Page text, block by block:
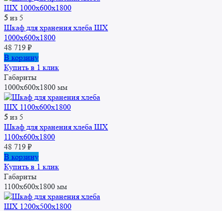
5 из 5
Шкаф для хранения хлеба ШХ
1000x600x1800
48 719 ₽
В корзину
Купить в 1 клик
Габариты
1000x600x1800 мм
5 из 5
Шкаф для хранения хлеба ШХ
1100x600x1800
48 719 ₽
В корзину
Купить в 1 клик
Габариты
1100x600x1800 мм